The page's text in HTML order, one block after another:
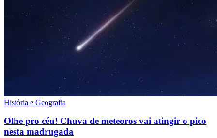
História e Geografia
Olhe pro céu! Chuva de meteoros vai atingir o pico
nesta madrugada